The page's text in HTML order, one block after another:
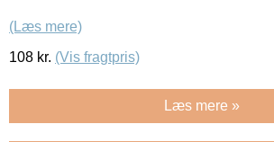
(Læs mere)
108 kr. (Vis fragtpris)
Læs mere »